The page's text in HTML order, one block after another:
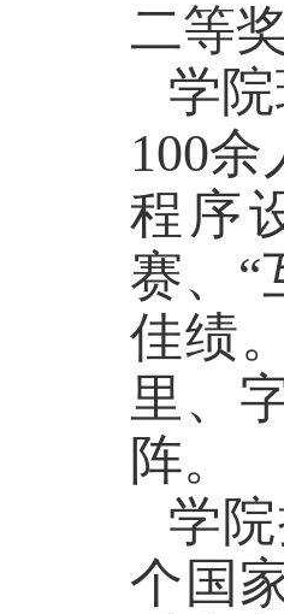
二等
学
100
程序
赛、“
佳绩
里、
阵。
学
个国